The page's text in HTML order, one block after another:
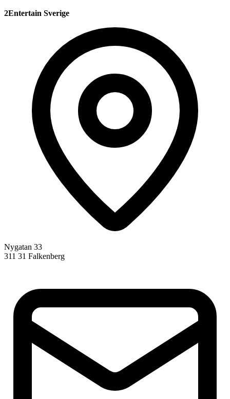
2Entertain Sverige
Nygatan 33
311 31 Falkenberg